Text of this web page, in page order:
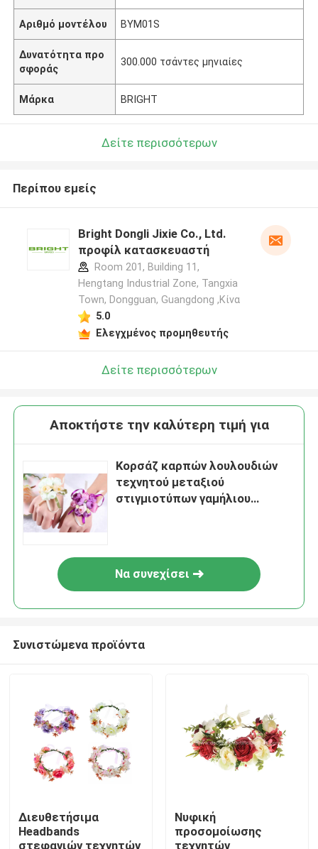
Σπίτι
Σχετικά με εμάς
Αριθμό μοντέλου BYM01S
Δυνατότητα προ
σφοράς
300.000 τσάντες μηνιαίες
Μάρκα BRIGHT
Δείτε περισσότερων
Περίπου εμείς
Bright Dongli Jixie Co., Ltd.
προφίλ κατασκευαστή
Room 201, Building 11,
Hengtang Industrial Zone, Tangxia
Town, Dongguan, Guangdong ,Κίνα
5.0
Ελεγχμένος προμηθευτής
Δείτε περισσότερων
Αποκτήστε την καλύτερη τιμή για
Κορσάζ καρπών λουλουδιών
τεχνητού μεταξιού
στιγμιοτύπων γαμήλιου
Να συνεχίσει
Συνιστώμενα προϊόντα
Διευθετήσιμα
Headbands
στεφανιών τεχνητών
Νυφική
προσομοίωσης
τεχνητών